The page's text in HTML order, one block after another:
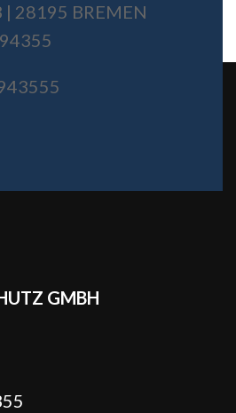
| 28195 BREMEN
GMBH